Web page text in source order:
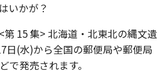
いかが？
第 15 集> 北海道・北東北の縄文遺
日(水)から全国の郵便局や郵便局
で発売されます。